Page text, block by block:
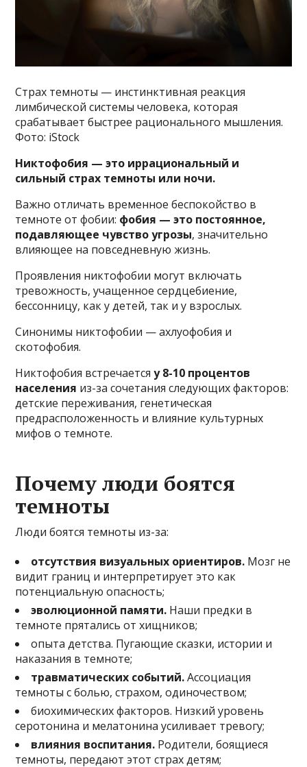
Страх темноты — инстинктивная реакция
лимбической системы человека, которая
срабатывает быстрее рационального мышления.
Фото: iStock
Никтофобия — это иррациональный и
сильный страх темноты или ночи.
Важно отличать временное беспокойство в
темноте от фобии: фобия — это постоянное,
подавляющее чувство угрозы, значительно
влияющее на повседневную жизнь.
Проявления никтофобии могут включать
тревожность, учащенное сердцебиение,
бессонницу, как у детей, так и у взрослых.
Синонимы никтофобии — ахлуофобия и
скотофобия.
Никтофобия встречаетсяу 8-10 процентов
населения из-за сочетания следующих факторов:
детские переживания, генетическая
предрасположенность и влияние культурных
мифов о темноте.
Почему люди боятся
темноты
Люди боятся темноты из-за:
отсутствия визуальных ориентиров. Мозг не
видит границ и интерпретирует это как
потенциальную опасность;
эволюционной памяти. Наши предки в
темноте прятались от хищников;
опыта детства. Пугающие сказки, истории и
наказания в темноте;
травматических событий.Ассоциация
темноты с болью, страхом, одиночеством;
биохимических факторов. Низкий уровень
серотонина и мелатонина усиливает тревогу;
влияния воспитания. Родители, боящиеся
темноты, передают этот страх детям;